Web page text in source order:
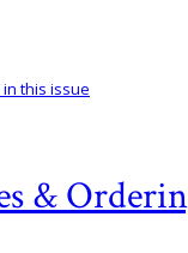
&
this issue